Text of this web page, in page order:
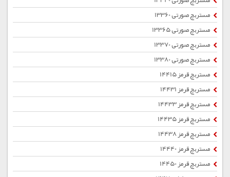
مستربچ صورتی 13360
مستربچ صورتی 13365
مستربچ صورتی 13370
مستربچ صورتی 13380
مستربچ قرمز 14415
مستربچ قرمز 14431
مستربچ قرمز 14433
مستربچ قرمز 14435
مستربچ قرمز 14438
مستربچ قرمز 14440
مستربچ قرمز 14450